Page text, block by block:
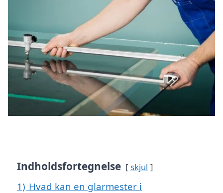
Indholdsfortegnelse skjul
1) Hvad kan en glarmester i